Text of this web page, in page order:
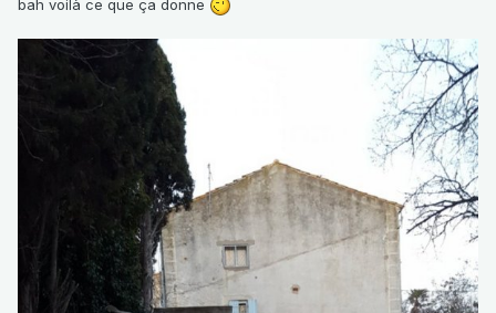
bah voilà ce que ça donne